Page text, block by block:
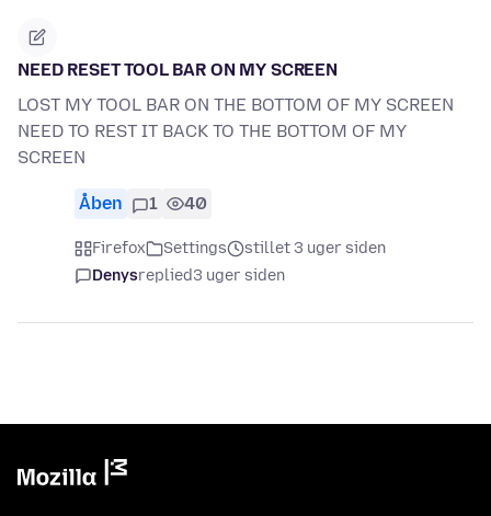
NEED RESET TOOL BAR ON MY SCREEN
LOST MY TOOL BAR ON THE BOTTOM OF MY SCREEN
NEED TO REST IT BACK TO THE BOTTOM OF MY
SCREEN
Åben 1 40
Firefox Settings
stillet 3 uger siden
Denysreplied3 uger siden